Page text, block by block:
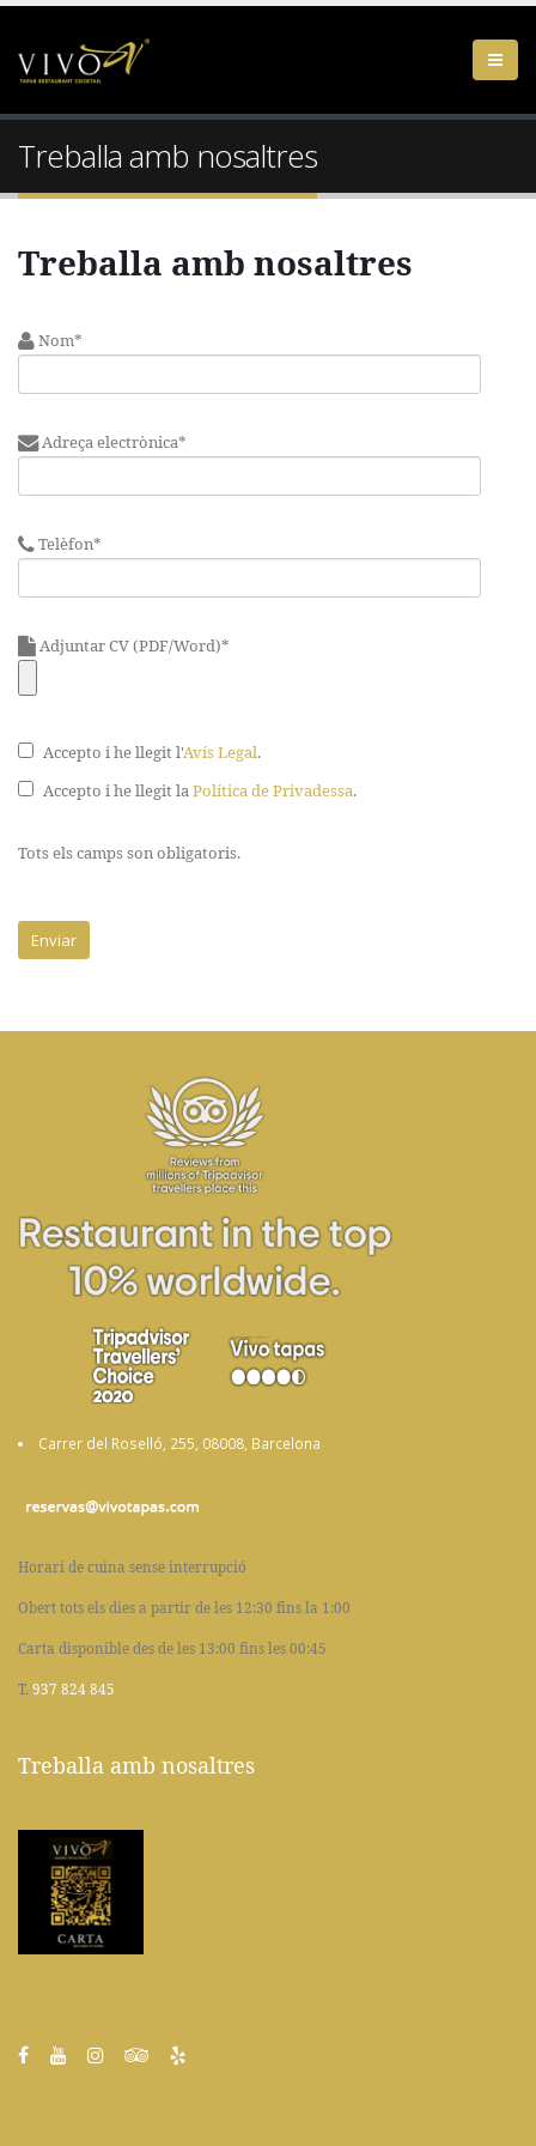
Treballa amb nosaltres
Treballa amb nosaltres
Nom*
Adreça electrònica*
Telèfon*
Adjuntar CV (PDF/Word)*
Accepto i he llegit l'Avís Legal.
Accepto i he llegit laPolítica de Privadessa.
Tots els camps son obligatoris.
Carrer del Roselló, 255, 08008, Barcelona
Horari de cuina sense interrupció
Obert tots els dies a partir de les 12:30 fins la 1:00
Carta disponible des de les 13:00 fins les 00:45
T. 937 824 845
Treballa amb nosaltres